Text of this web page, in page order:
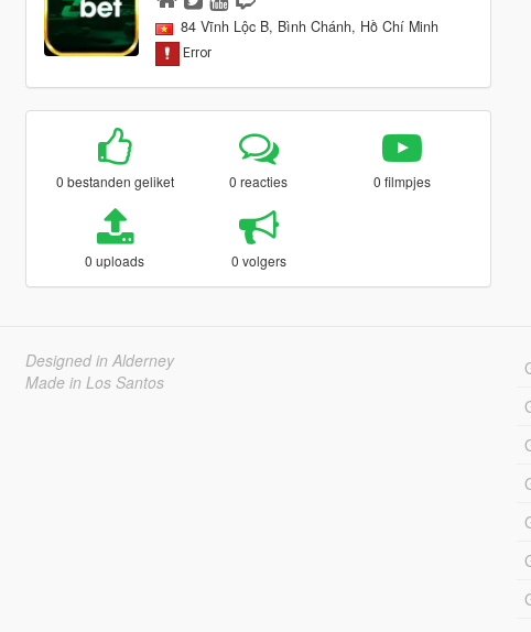
84 Vĩnh Lộc B, Bình Chánh, Hồ Chí Minh
0 bestanden geliket 0 reacties 0 filmpjes
0 uploads 0 volgers
Designed in Alderney
Made in Los Santos